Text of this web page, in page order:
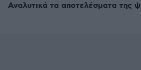
Αναλυτικά τα αποτελέσματα της